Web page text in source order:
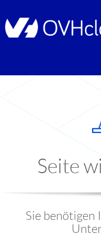
Seite
Sie benötigen